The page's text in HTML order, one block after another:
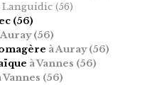
Languidic (56)
(56)
(56)
à Auray (56)
à Vannes (56)
Vannes (56)